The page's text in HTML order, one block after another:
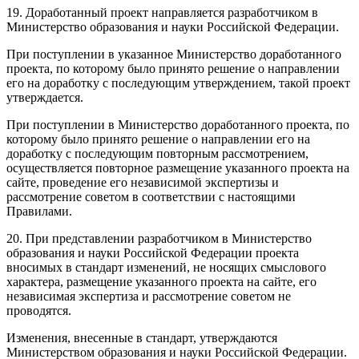
19. Доработанный проект направляется разработчиком в
Министерство образования и науки Российской Федерации.
При поступлении в указанное Министерство доработанного
проекта, по которому было принято решение о направлении
его на доработку с последующим утверждением, такой проект
утверждается.
При поступлении в Министерство доработанного проекта, по
которому было принято решение о направлении его на
доработку с последующим повторным рассмотрением,
осуществляется повторное размещение указанного проекта на
сайте, проведение его независимой экспертизы и
рассмотрение советом в соответствии с настоящими
Правилами.
20. При представлении разработчиком в Министерство
образования и науки Российской Федерации проекта
вносимых в стандарт изменений, не носящих смыслового
характера, размещение указанного проекта на сайте, его
независимая экспертиза и рассмотрение советом не
проводятся.
Изменения, внесенные в стандарт, утверждаются
Министерством образования и науки Российской Федерации.